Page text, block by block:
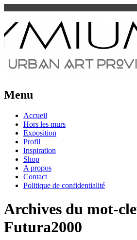
Spraymium
Urban Art Provider
Menu
Aller
contenu
Accueil
Hors les murs
Exposition
Profil
Inspiration
Shop
A propos
Contact
Politique de confidentialité
Archives du mot-
Futura2000